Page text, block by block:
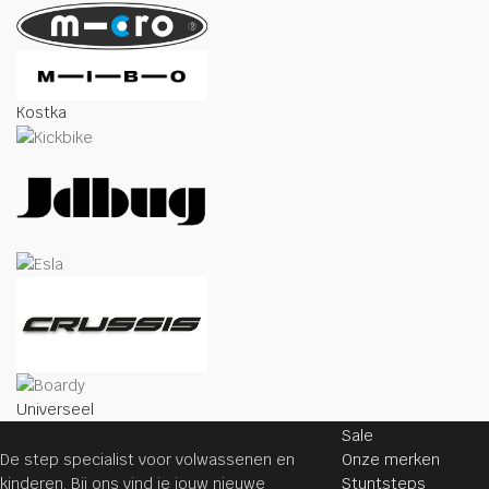
Kostka
Universeel
De step specialist voor volwassenen en
kinderen. Bij ons vind je jouw nieuwe
Sale
Onze merken
Stuntsteps